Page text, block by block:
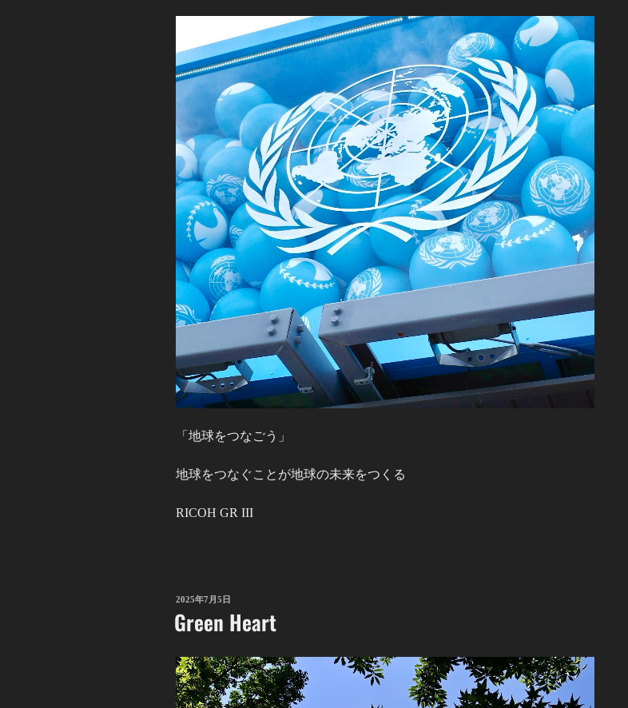
「地球をつなごう」
地球をつなぐことが地球の未来をつくる
RICOH GR III
投
日:
2025年7月5日
Green Heart